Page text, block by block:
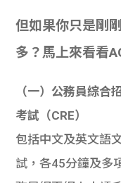
但如果你只是剛
多？馬上來看看
（一）公務員綜合
考試（CRE）
包括中文及英文語
試，各45分鐘及多